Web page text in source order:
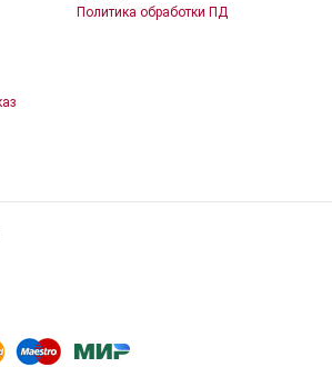
Политика обработки ПД